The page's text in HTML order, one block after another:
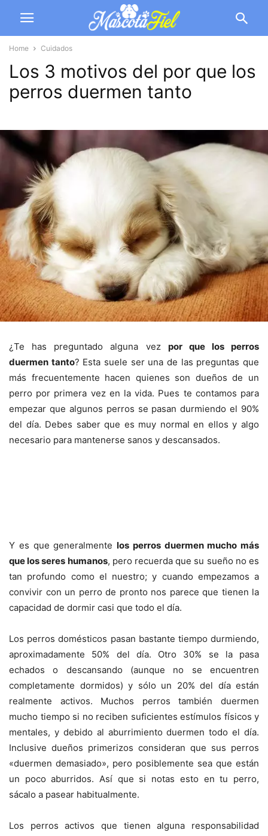
Home Cuidados
Los 3 motivos del por que los
perros duermen tanto
¿Te has preguntado alguna vez por que los perros
duermen tanto? Esta suele ser una de las preguntas que
más frecuentemente hacen quienes son dueños de un
perro por primera vez en la vida. Pues te contamos para
empezar que algunos perros se pasan durmiendo el 90%
del día. Debes saber que es muy normal en ellos y algo
necesario para mantenerse sanos y descansados.
Y es que generalmente los perros duermen mucho más
que los seres humanos, pero recuerda que su sueño no es
tan profundo como el nuestro; y cuando empezamos a
convivir con un perro de pronto nos parece que tienen la
capacidad de dormir casi que todo el día.
Los perros domésticos pasan bastante tiempo durmiendo,
aproximadamente 50% del día. Otro 30% se la pasa
echados o descansando (aunque no se encuentren
completamente dormidos) y sólo un 20% del día están
realmente activos. Muchos perros también duermen
mucho tiempo si no reciben suficientes estímulos físicos y
mentales, y debido al aburrimiento duermen todo el día.
Inclusive dueños primerizos consideran que sus perros
«duermen demasiado», pero posiblemente sea que están
un poco aburridos. Así que si notas esto en tu perro,
sácalo a pasear habitualmente.
Los perros activos que tienen alguna responsabilidad